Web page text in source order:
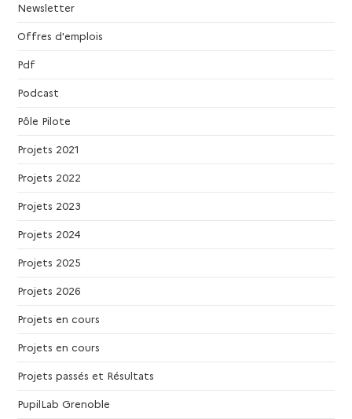
Newsletter
Offres d'emplois
Pdf
Podcast
Pôle Pilote
Projets 2021
Projets 2022
Projets 2023
Projets 2024
Projets 2025
Projets 2026
Projets en cours
Projets en cours
Projets passés et Résultats
PupilLab Grenoble